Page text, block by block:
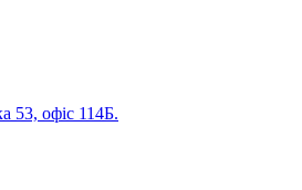
53, офіс 114Б.